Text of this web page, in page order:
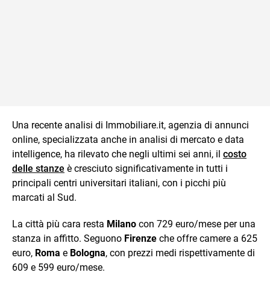
Una recente analisi di Immobiliare.it, agenzia di annunci
online, specializzata anche in analisi di mercato e data
intelligence, ha rilevato che negli ultimi sei anni, il costo
delle stanze è cresciuto significativamente in tutti i
principali centri universitari italiani, con i picchi più
marcati al Sud.
La città più cara resta Milano con 729 euro/mese per una
stanza in affitto. Seguono Firenze che offre camere a 625
euro, Roma e Bologna, con prezzi medi rispettivamente di
609 e 599 euro/mese.